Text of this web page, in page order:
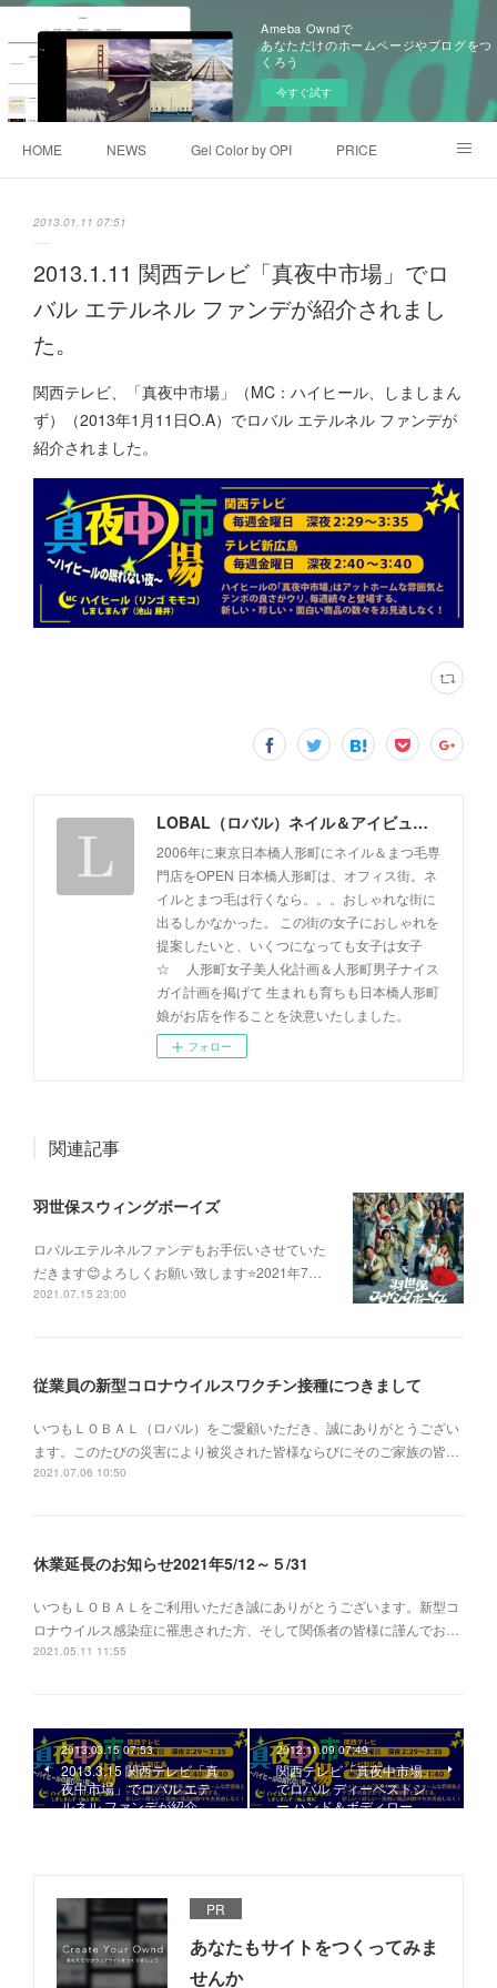
Ameba Owndで
あなただけのホームページやブログをつ
くろう
今すぐ試す
HOME NEWS Gel Color by OPI PRICE
2013.01.11 07:51
2013.1.11 関西テレビ「真夜中市場」でロ
バル エテルネル ファンデが紹介されまし
た。
関西テレビ、「真夜中市場」（MC：ハイヒール、しましまん
ず）（2013年1月11日O.A）でロバル エテルネル ファンデが
紹介されました。
LOBAL（ロバル）ネイル＆アイビューティサロン
2006年に東京日本橋人形町にネイル＆まつ毛専
門店をOPEN 日本橋人形町は、オフィス街。ネ
イルとまつ毛は行くなら。。。おしゃれな街に
出るしかなかった。 この街の女子におしゃれを
提案したいと、いくつになっても女子は女子
☆ 人形町女子美人化計画＆人形町男子ナイス
ガイ計画を掲げて 生まれも育ちも日本橋人形町
娘がお店を作ることを決意いたしました。
フォロー
関連記事
羽世保スウィングボーイズ
ロバルエテルネルファンデもお手伝いさせていた
だきます😊よろしくお願い致します⭐️2021年7…
2021.07.15 23:00
従業員の新型コロナウイルスワクチン接種につきまして
いつもＬＯＢＡＬ（ロバル）をご愛顧いただき、誠にありがとうござい
ます。このたびの災害により被災された皆様ならびにそのご家族の皆…
2021.07.06 10:50
休業延長のお知らせ2021年5/12～５/31
いつもＬＯＢＡＬをご利用いただき誠にありがとうございます。新型コ
ロナウイルス感染症に罹患された方、そして関係者の皆様に謹んでお…
2021.05.11 11:55
2013.03.15 07:53
2013.3.15 関西テレビ「真
夜中市場」でロバル エテ
ルネル ファンデが紹介…
2012.11.09 07:49
関西テレビ「真夜中市場」
でロバル ディーペストシ
ー ハンド＆ボディロー…
PR
あなたもサイトをつくってみま
せんか